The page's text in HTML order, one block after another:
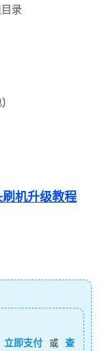
录
)
机升级教程
立即支付 或
查